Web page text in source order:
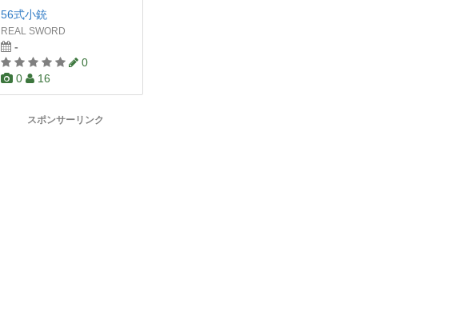
56式小銃
REAL SWORD
-
0
0
16
スポンサーリンク